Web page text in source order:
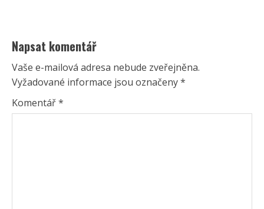
Napsat komentář
Vaše e-mailová adresa nebude zveřejněna.
Vyžadované informace jsou označeny*
Komentář*